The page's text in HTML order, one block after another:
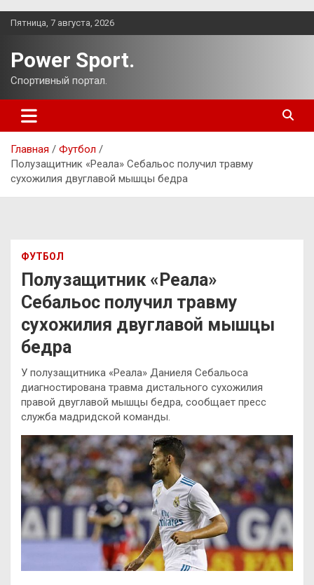
Перейти
Пятница, 7 августа, 2026
Power Sport.
Спортивный портал.
Главная
Футбол
Полузащитник «Реала» Себальос получил травму
сухожилия двуглавой мышцы бедра
ФУТБОЛ
Полузащитник «Реала»
Себальос получил травму
сухожилия двуглавой мышцы
бедра
У полузащитника «Реала» Даниеля Себальоса
диагностирована травма дистального сухожилия
правой двуглавой мышцы бедра, сообщает пресс
служба мадридской команды.